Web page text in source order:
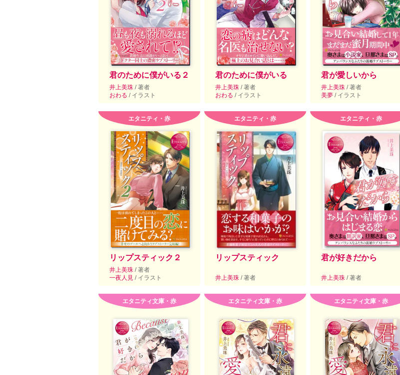
君のために僕がいる２
井上美珠 / 著者
おわる / イラスト
君のために僕がいる
井上美珠 / 著者
おわる / イラスト
君が愛しいから
井上美珠 / 著者
美夢 / イラスト
エタニティ・赤
リップスティック２
井上美珠 / 著者
一夜人見 / イラスト
エタニティ・赤
リップスティック
井上美珠 / 著者
エタニティ・赤
君が好きだから
井上美珠 / 著者
エタニティ文庫・赤 エタニティ文庫・赤 エタニティ文庫・赤